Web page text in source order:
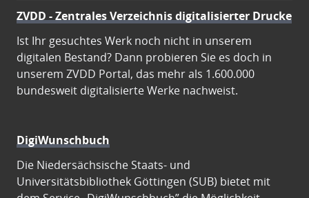
ZVDD - Zentrales Verzeichnis digitalisierter Drucke
Ist Ihr gesuchtes Werk noch nicht in unserem
digitalen Bestand? Dann probieren Sie es doch in
unserem ZVDD Portal, das mehr als 1.600.000
bundesweit digitalisierte Werke nachweist.
DigiWunschbuch
Die Niedersächsische Staats- und
Universitätsbibliothek Göttingen (SUB) bietet mit